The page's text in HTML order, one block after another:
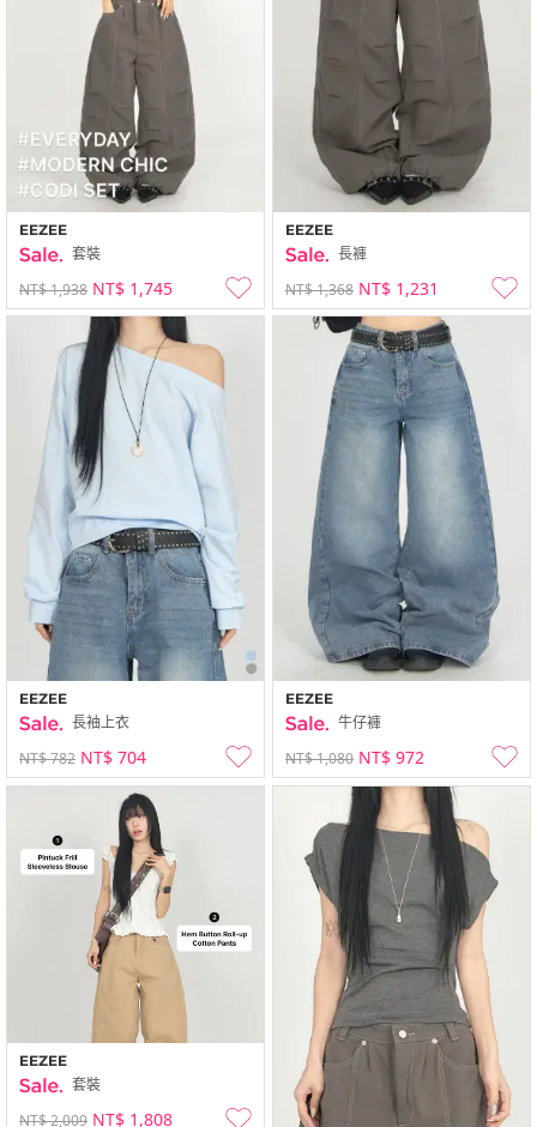
EEZEE
套裝
NT$ 1,938 NT$ 1,745
EEZEE
長褲
NT$ 1,368 NT$ 1,231
EEZEE
長袖上衣
NT$ 782 NT$ 704
EEZEE
牛仔褲
NT$ 1,080 NT$ 972
EEZEE
套裝
NT$ 2,009 NT$ 1,808